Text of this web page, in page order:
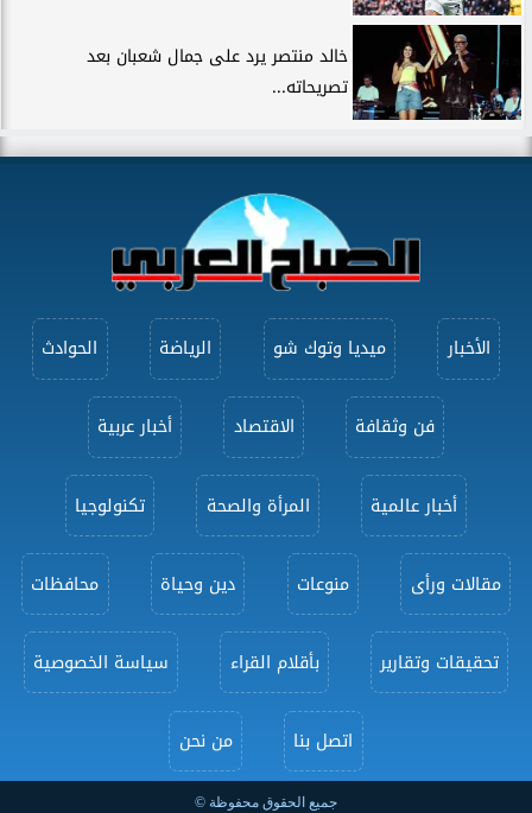
خالد منتصر يرد على جمال شعبان بعد
تصريحاته...
الأخبار ميديا وتوك شو الرياضة الحوادث
فن وثقافة الاقتصاد أخبار عربية
أخبار عالمية المرأة والصحة تكنولوجيا
مقالات ورأى منوعات دين وحياة محافظات
تحقيقات وتقارير بأقلام القراء سياسة الخصوصية
اتصل بنا من نحن
جميع الحقوق محفوظة ©